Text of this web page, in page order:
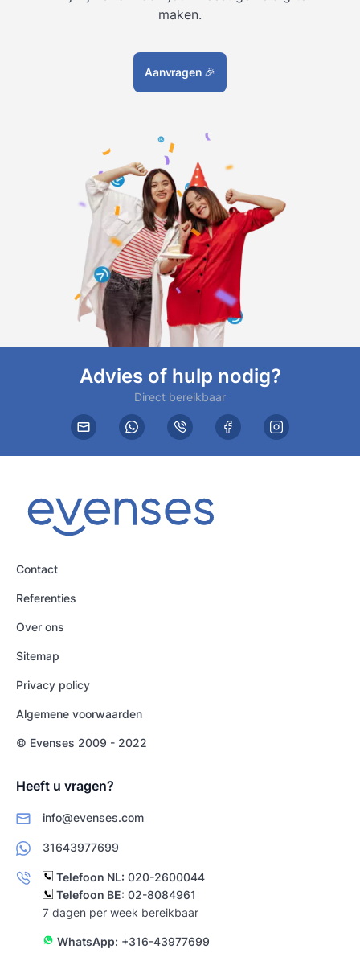
maken.
Aanvragen 🎉
Advies of hulp nodig?
Direct bereikbaar
Contact
Referenties
Over ons
Sitemap
Privacy policy
Algemene voorwaarden
© Evenses 2009 - 2022
Heeft u vragen?
info@evenses.com
31643977699
Telefoon NL: 020-2600044
Telefoon BE: 02-8084961
7 dagen per week bereikbaar
WhatsApp: +316-43977699